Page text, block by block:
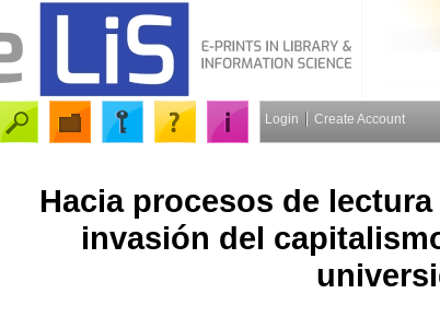
Login Create Account
Hacia procesos de
invasión del